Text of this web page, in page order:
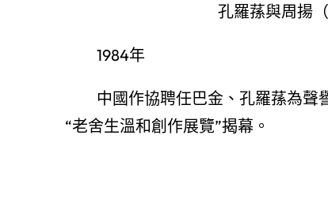
孔羅蓀與周揚
1984年
中國作協聘任巴金、孔羅蓀為聲
“老舍生溫和創作展覽”揭幕。